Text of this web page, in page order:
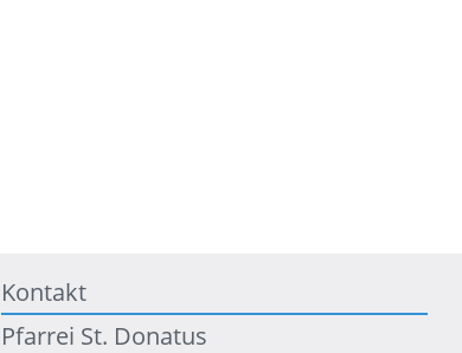
Kontakt
Pfarrei St. Donatus